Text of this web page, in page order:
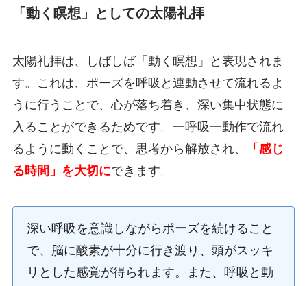
「動く瞑想」としての太陽礼拝
太陽礼拝は、しばしば「動く瞑想」と表現されま
す。これは、ポーズを呼吸と連動させて流れるよ
うに行うことで、心が落ち着き、深い集中状態に
入ることができるためです。一呼吸一動作で流れ
るように動くことで、思考から解放され、
「感じ
る時間」を大切にできます。
深い呼吸を意識しながらポーズを続けること
で、脳に酸素が十分に行き渡り、頭がスッキ
リとした感覚が得られます。また、呼吸と動